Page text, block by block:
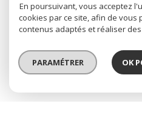
En poursuivant, vous acceptez
cookies par ce site, afin de vous
contenus adaptés et réaliser
PARAMÉTRER OK